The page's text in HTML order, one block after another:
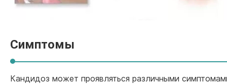
Симптомы
Кандидоз может проявляться различными